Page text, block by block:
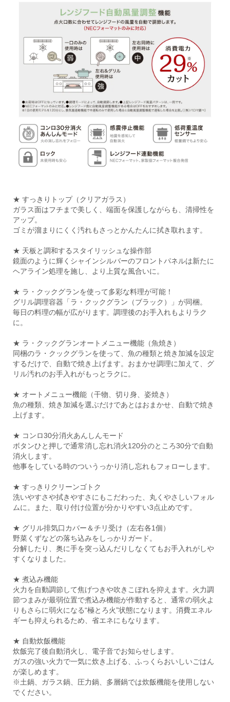
★ すっきりトップ（クリアガラス）
ガラス面はフチまで美しく、端面を保護しながらも、清掃性を
アップ。
ゴミが溜まりにくく汚れもさっとかんたんに拭き取れます。
★ 天板と調和するスタイリッシュな操作部
鏡面のように輝くシャインシルバーのフロントパネルは新たに
ヘアライン処理を施し、より上質な風合いに。
★ ラ・クックグランを使って多彩な料理が可能！
グリル調理容器「ラ・クックグラン（ブラック）」が同梱。
毎日の料理の幅が広がります。調理後のお手入れもよりラク
に。
★ ラ・クックグランオートメニュー機能（魚焼き）
同梱のラ・クックグランを使って、魚の種類と焼き加減を設定
するだけで、自動で焼き上げます。おまかせ調理に加えて、グ
リル汚れのお手入れがもっとラクに。
★ オートメニュー機能（干物、切り身、姿焼き）
魚の種類、焼き加減を選ぶだけであとはおまかせ、自動で焼き
上げます。
★ コンロ30分消火あんしんモード
ボタンひと押しで通常消し忘れ消火120分のところ30分で自動
消火します。
他事をしている時のついうっかり消し忘れもフォローします。
★ すっきりクリーンゴトク
洗いやすさや拭きやすさにもこだわった、丸くやさしいフォル
ムに。また、取り付け位置が分かりやすい3点止めです。
★ グリル排気口カバー＆チリ受け（左右各1個）
野菜くずなどの落ち込みをしっかりガード。
分解したり、奥に手を突っ込んだりしなくてもお手入れがしや
すくなりました。
★ 煮込み機能
火力を自動調節して焦げつきや吹きこぼれを抑えます。火力調
節つまみが最弱位置で煮込み機能が作動すると、通常の弱火よ
りもさらに弱火になる“極とろ火”状態になります。消費エネル
ギーも抑えられるため、省エネにもなります。
★ 自動炊飯機能
炊飯完了後自動消火し、電子音でお知らせします。
ガスの強い火力で一気に炊き上げる、ふっくらおいしいごはん
が楽しめます。
※土鍋、ガラス鍋、圧力鍋、多層鍋では炊飯機能を使用しない
でください。